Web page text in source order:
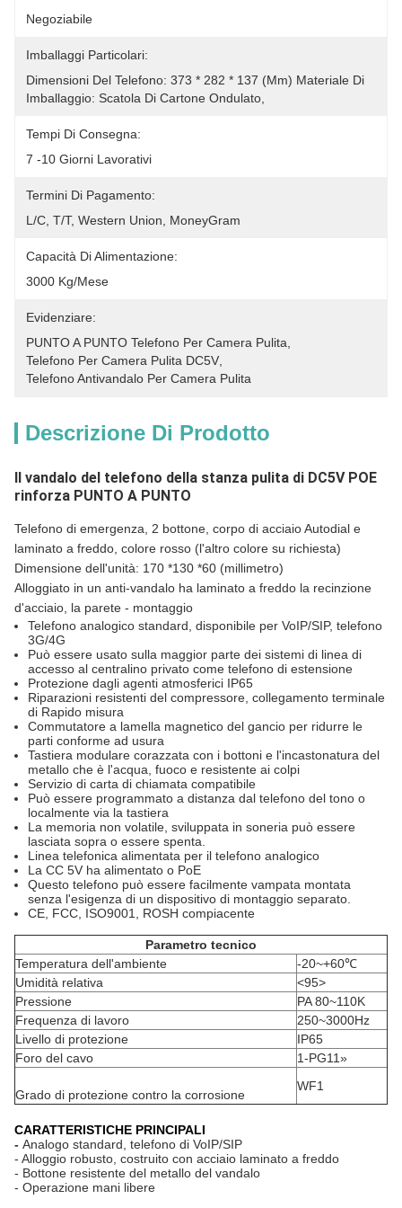
Negoziabile
Imballaggi Particolari:
Dimensioni Del Telefono: 373 * 282 * 137 (mm) Materiale Di
Imballaggio: Scatola Di Cartone Ondulato,
Tempi Di Consegna:
7 -10 Giorni Lavorativi
Termini Di Pagamento:
L/C, T/T, Western Union, MoneyGram
Capacità Di Alimentazione:
3000 Kg/mese
Evidenziare:
PUNTO A PUNTO Telefono Per Camera Pulita
Telefono Per Camera Pulita DC5V
Telefono Antivandalo Per Camera Pulita
Descrizione Di Prodotto
Il vandalo del telefono della stanza pulita di DC5V POE
rinforza PUNTO A PUNTO
Telefono di emergenza, 2 bottone, corpo di acciaio Autodial e
laminato a freddo, colore rosso (l'altro colore su richiesta)
Dimensione dell'unità: 170 *130 *60 (millimetro)
Alloggiato in un anti-vandalo ha laminato a freddo la recinzione
d'acciaio, la parete - montaggio
Telefono analogico standard, disponibile per VoIP/SIP, telefono
3G/4G
Può essere usato sulla maggior parte dei sistemi di linea di
accesso al centralino privato come telefono di estensione
Protezione dagli agenti atmosferici IP65
Riparazioni resistenti del compressore, collegamento terminale
di Rapido misura
Commutatore a lamella magnetico del gancio per ridurre le
parti conforme ad usura
Tastiera modulare corazzata con i bottoni e l'incastonatura del
metallo che è l'acqua, fuoco e resistente ai colpi
Servizio di carta di chiamata compatibile
Può essere programmato a distanza dal telefono del tono o
localmente via la tastiera
La memoria non volatile, sviluppata in soneria può essere
lasciata sopra o essere spenta.
Linea telefonica alimentata per il telefono analogico
La CC 5V ha alimentato o PoE
Questo telefono può essere facilmente vampata montata
senza l'esigenza di un dispositivo di montaggio separato.
CE, FCC, ISO9001, ROSH compiacente
Parametro tecnico
Temperatura dell'ambiente
-20~+60℃
Umidità relativa
<95>
Pressione
PA 80~110K
Frequenza di lavoro
250~3000Hz
Livello di protezione
IP65
Foro del cavo
1-PG11»
Grado di protezione contro la corrosione
WF1
CARATTERISTICHE PRINCIPALI
- Analogo standard, telefono di VoIP/SIP
- Alloggio robusto, costruito con acciaio laminato a freddo
- Bottone resistente del metallo del vandalo
- Operazione mani libere